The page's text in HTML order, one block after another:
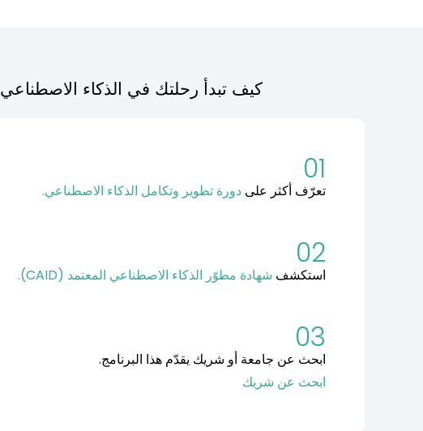
كيف تبدأ رحلتك في الذكاء الاصطناعي
01
تعرّف أكثر على دورة تطوير وتكامل الذكاء الاصطناعي.
02
استكشف شهادة مطوّر الذكاء الاصطناعي المعتمد (CAID).
03
ابحث عن جامعة أو شريك يقدّم هذا البرنامج.
ابحث عن شريك